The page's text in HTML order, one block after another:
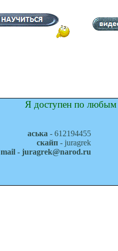
Я доступен по любым
аська - 612194455
скайп - juragrek
mail - juragrek@narod.ru